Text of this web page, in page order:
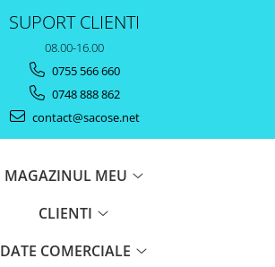
SUPORT CLIENTI
08.00-16.00
0755 566 660
0748 888 862
contact@sacose.net
MAGAZINUL MEU
CLIENTI
DATE COMERCIALE